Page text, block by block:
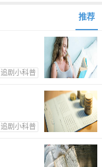
推荐
追剧小科普
追剧小科普